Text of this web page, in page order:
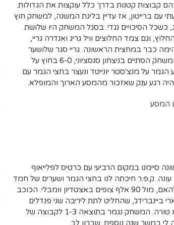
קבוצות קטנות בדרך כלל עוקצות את הגדולות.
עם ברייטון, אז עדיין בליגת המשנה, למשחק חוץ
כשכל הסיכויים נגדי. בסגל המשחק היו שלושת
וגם צמד החלוצים וויל גריג ואנדרה גריי,
כבר במחצית הראשונה. גריי סגר שלושער
במחצית השנייה, אנתוני נוקארט וחמד הוסיפו והמשחק הסתיים בניצחון סנסציוני, 6-0 בחוץ על
על מנצ'סטר יונייטד ונעצר בחצי הגמר עם
היה רגע ענק שאזכור מהמסע הארוך והמופלא.
סיימנו במקום הרביעי עם כרטיס לפלייאוף
ק.פ.ר חיכתה לנו בחצי הגמר ושערים של חמד
וגריג הספיקו כדי לעלות לגמר הפלייאוף מול פולהאם, מול 90 אלף צופים באצטדיון וומבלי. הכוכב
שהחליט לתת ליריבה שני פנדלים
ובנוסף להרחיק את השחקן הכי חשוב שלי, יא-יא טורה. המשחק נגמר בתוצאה 1-3 לקבוצה של
לי במשך שנה נוספת. שברון לב.